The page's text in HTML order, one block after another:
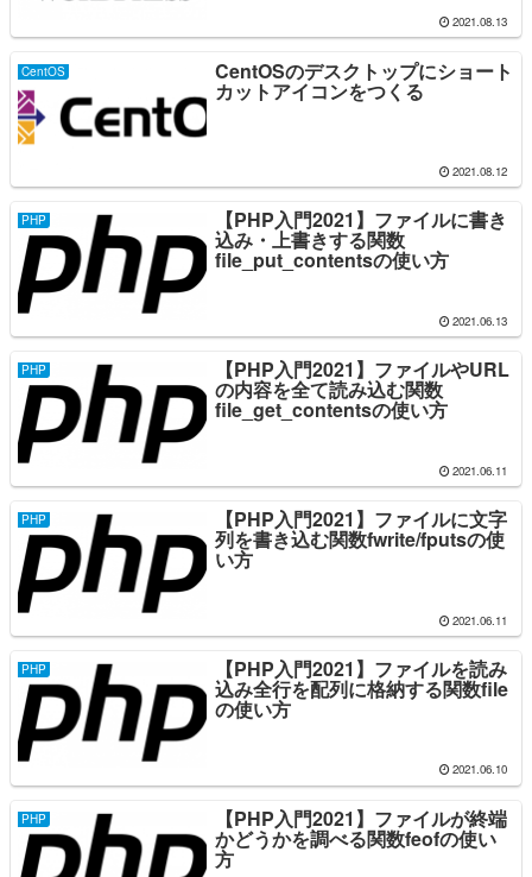
2021.08.13
CentOS CentOSのデスクトップにショート
カットアイコンをつくる
2021.08.12
PHP 【PHP入門2021】ファイルに書き
込み・上書きする関数
file_put_contentsの使い方
2021.06.13
PHP 【PHP入門2021】ファイルやURL
の内容を全て読み込む関数
file_get_contentsの使い方
2021.06.11
PHP 【PHP入門2021】ファイルに文字
列を書き込む関数fwrite/fputsの使
い方
2021.06.11
PHP 【PHP入門2021】ファイルを読み
込み全行を配列に格納する関数file
の使い方
2021.06.10
PHP 【PHP入門2021】ファイルが終端
かどうかを調べる関数feofの使い
方